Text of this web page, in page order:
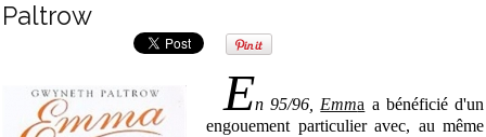
Paltrow
En 95/96,Emma a bénéficié d'un
engouement particulier avec, au même